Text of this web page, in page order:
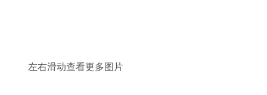
左右滑动查看更多图片